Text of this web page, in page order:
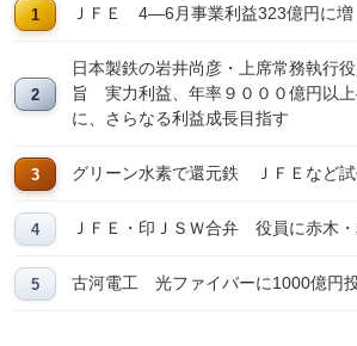
ＪＦＥ 4―6月事業利益323億円に
日本製鉄の岩井尚彦・上席常務執行
旨 実力利益、年率９０００億円以
に、さらなる利益成長目指す
グリーン水素で還元鉄 ＪＦＥなど
ＪＦＥ・印ＪＳＷ合弁 役員に赤木
古河電工 光ファイバーに1000億円